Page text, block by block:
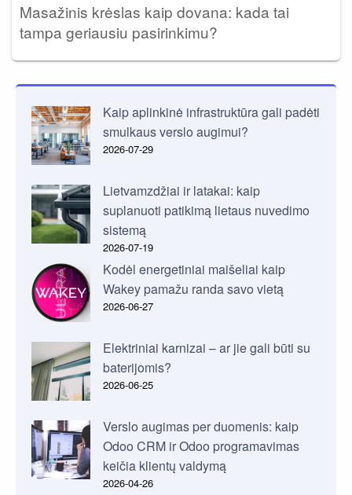
Masažinis krėslas kaip dovana: kada tai
tampa geriausiu pasirinkimu?
Kaip aplinkinė infrastruktūra gali padėti
smulkaus verslo augimui?
2026-07-29
Lietvamzdžiai ir latakai: kaip
suplanuoti patikimą lietaus nuvedimo
sistemą
2026-07-19
Kodėl energetiniai maišeliai kaip
Wakey pamažu randa savo vietą
2026-06-27
Elektriniai karnizai – ar jie gali būti su
baterijomis?
2026-06-25
Verslo augimas per duomenis: kaip
Odoo CRM ir Odoo programavimas
keičia klientų valdymą
2026-04-26